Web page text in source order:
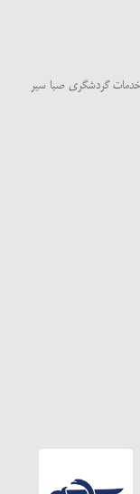
خدمات گردشگری صبا سیر